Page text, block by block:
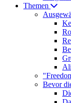
Themen
Bevor